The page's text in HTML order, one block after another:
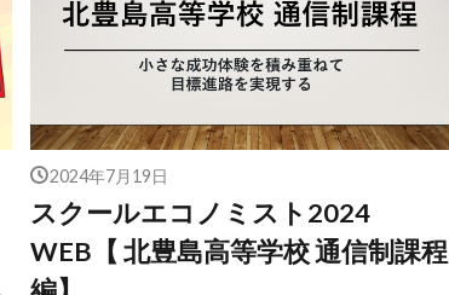
2024年7月19日
スクールエコノミスト2024
WEB【 北豊島高等学校 通信制課程